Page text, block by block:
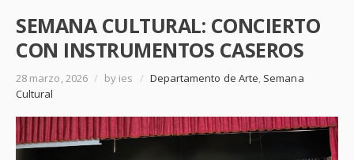
SEMANA CULTURAL: CONCIERTO
CON INSTRUMENTOS CASEROS
28 marzo, 2026 / by ies / Departamento de Arte, Semana
Cultural